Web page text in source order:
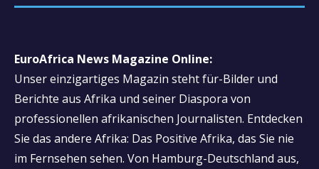
EuroAfrica News Magazine Online:
Unser einzigartiges Magazin steht für-Bilder und
Berichte aus Afrika und seiner Diaspora von
professionellen afrikanischen Journalisten. Entdecken
Sie das andere Afrika: Das Positive Afrika, das Sie nie
im Fernsehen sehen. Von Hamburg-Deutschland aus,